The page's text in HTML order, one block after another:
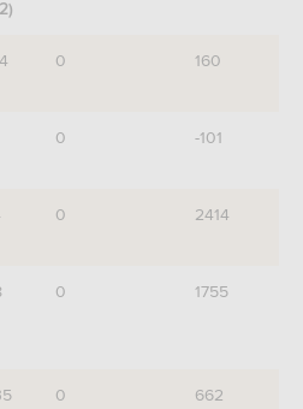
0 160
0 -101
0 2414
0 1755
0 662